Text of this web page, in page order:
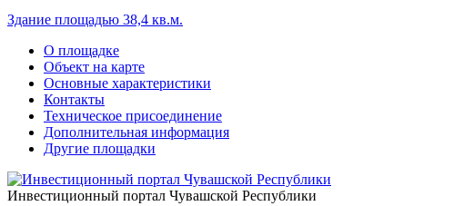
Здание площадью 38,4 кв.м.
О площадке
Объект на карте
Основные характеристики
Контакты
Техническое присоединение
Дополнительная информация
Другие площадки
Инвестиционный портал Чувашской Республики